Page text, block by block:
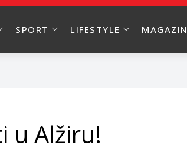
SPORT LIFESTYLE MAGAZIN
u Alžiru!